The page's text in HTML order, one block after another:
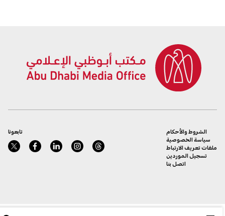
تابعونا
الشروط والأحكام
سياسة الخصوصية
ملفات تعريف الارتباط
تسجيل الموردين
اتصل بنا